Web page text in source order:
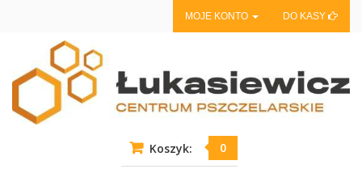
MOJE KONTO DO KASY
Koszyk: 0